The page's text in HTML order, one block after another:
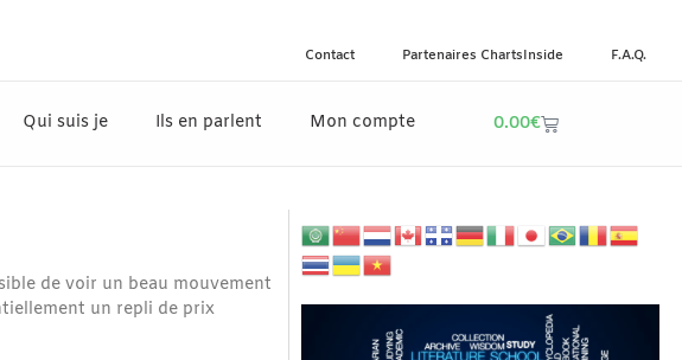
Contact Partenaires ChartsInside F.A.Q.
Qui suis je Ils en parlent Mon compte 0.00€
de voir un beau mouvement
un repli de prix